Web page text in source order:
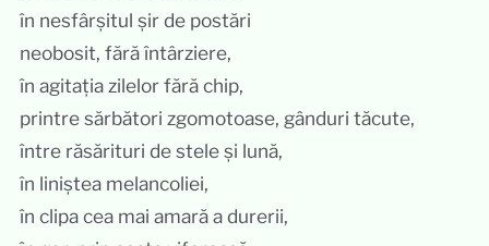
în nesfârșitul șir de postări
neobosit, fără întârziere,
în agitația zilelor fără chip,
printre sărbători zgomotoase, gânduri tăcute,
între răsărituri de stele și lună,
în liniștea melancoliei,
în clipa cea mai amară a durerii,